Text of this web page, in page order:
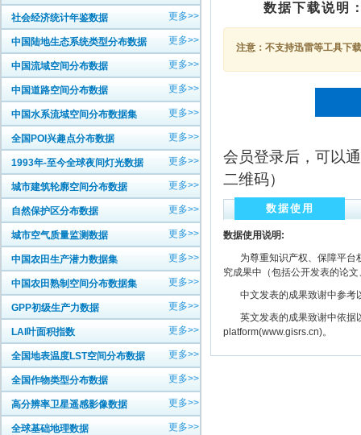
社会经济统计年鉴数据 更多>>
中国陆地生态系统类型分布数据 更多>>
中国流域空间分布数据 更多>>
中国道路空间分布数据 更多>>
中国水系流域空间分布数据集 更多>>
全国POI兴趣点分布数据 更多>>
1993年-至今全球夜间灯光数据 更多>>
城市建筑轮廓空间分布数据 更多>>
自然保护区分布数据 更多>>
城市空气质量监测数据 更多>>
中国农田生产潜力数据集 更多>>
中国农田熟制空间分布数据集 更多>>
GPP初级生产力数据 更多>>
LAI叶面积指数 更多>>
全国地表温度LST空间分布数据 更多>>
全国作物类型分布数据 更多>>
高分辨率卫星遥感影像数据 更多>>
全球基础地理数据 更多>>
数据下载说明
注意：不支持迅雷等工具下
会员登录后，可以
二维码）
数据使用
数据使用说明:
为尊重知识产权、保障平台
究成果中（包括公开发表的论
中文发表的成果致谢中参考
英文发表的成果致谢中依据
platform(www.gisrs.cn)。